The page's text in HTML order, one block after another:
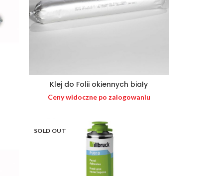
Klej do Folii okiennych biały
Ceny widoczne po zalogowaniu
SOLD OUT